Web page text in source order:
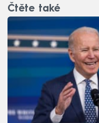
Čtěte také